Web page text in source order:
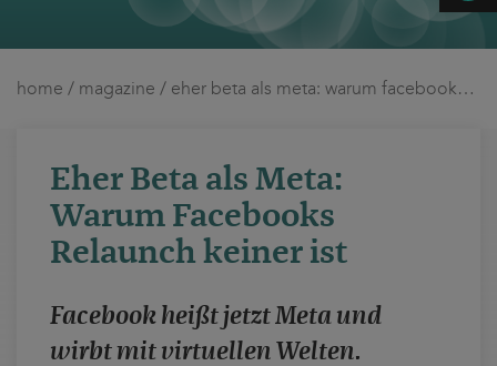
social media
b2b marketing
ux und conversions
about us
case studies
whitepaper
home / magazine / eher beta als meta: warum facebooks relaunch keiner ist
Eher Beta als Meta:
Warum Facebooks
Relaunch keiner ist
Facebook heißt jetzt Meta und
wirbt mit virtuellen Welten.